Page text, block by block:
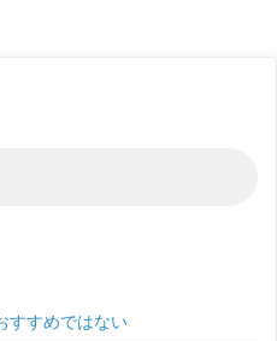
すすめではない